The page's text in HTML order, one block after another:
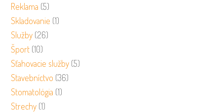
Reklama (5)
Skladovanie (1)
Služby (26)
Šport (10)
Sťahovacie služby (5)
Stavebníctvo (36)
Stomatológia (1)
Strechy (1)